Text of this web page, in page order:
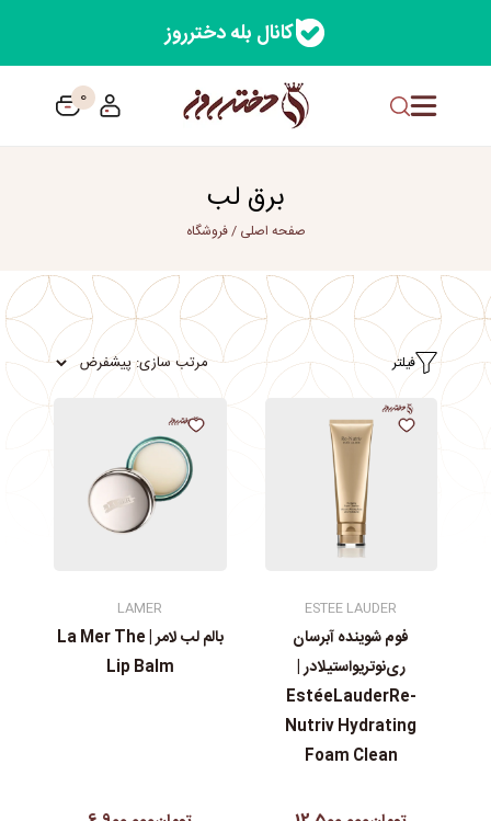
کانال بله دخترروز
0
برق لب
صفحه اصلی /فروشگاه
فیلتر
ESTEE LAUDER
فوم شوینده آبرسان
ری‌نوتریواستیلادر |
EstéeLauderRe-
Nutriv Hydrating
Foam Clean
LAMER
بالم لب لامر | La Mer The
Lip Balm